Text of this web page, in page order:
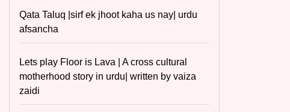
Qata Taluq |sirf ek jhoot kaha us nay| urdu
afsancha
Lets play Floor is Lava | A cross cultural
motherhood story in urdu| written by vaiza
zaidi